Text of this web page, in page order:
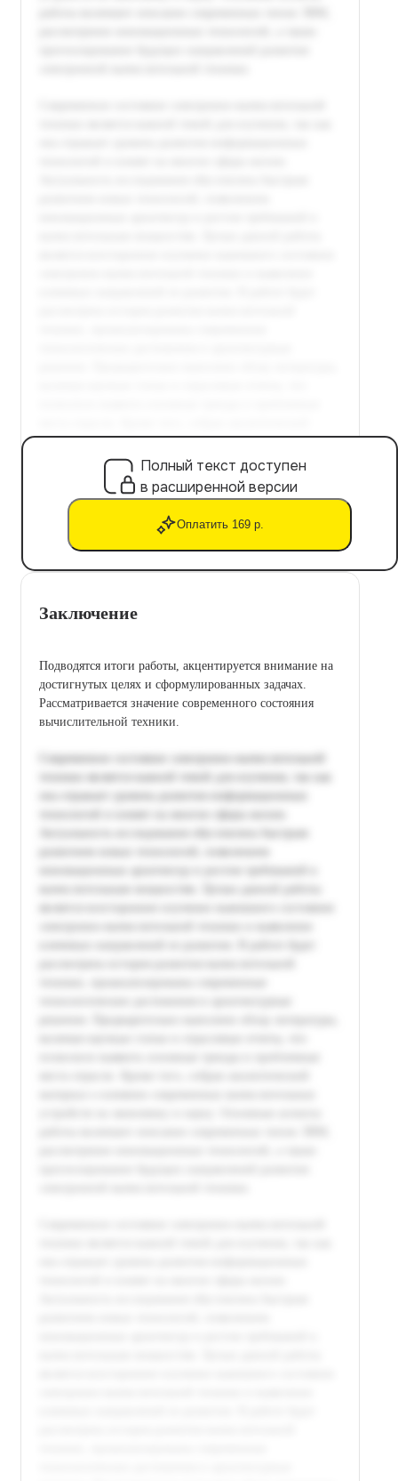
Полный текст доступен
в расширенной версии
Оплатить 169 р.
Заключение
Подводятся итоги работы, акцентируется внимание на
достигнутых целях и сформулированных задачах.
Рассматривается значение современного состояния
вычислительной техники.